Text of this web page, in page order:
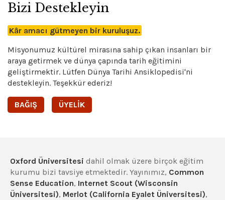
Bizi Destekleyin
Kâr amacı gütmeyen bir kuruluşuz.
Misyonumuz kültürel mirasına sahip çıkan insanları bir
araya getirmek ve dünya çapında tarih eğitimini
geliştirmektir. Lütfen Dünya Tarihi Ansiklopedisi'ni
destekleyin. Teşekkür ederiz!
BAĞIŞ ÜYELIK
Oxford Üniversitesi dahil olmak üzere birçok eğitim
kurumu bizi tavsiye etmektedir. Yayınımız, Common
Sense Education, Internet Scout (Wisconsin
Üniversitesi), Merlot (California Eyalet Üniversitesi),